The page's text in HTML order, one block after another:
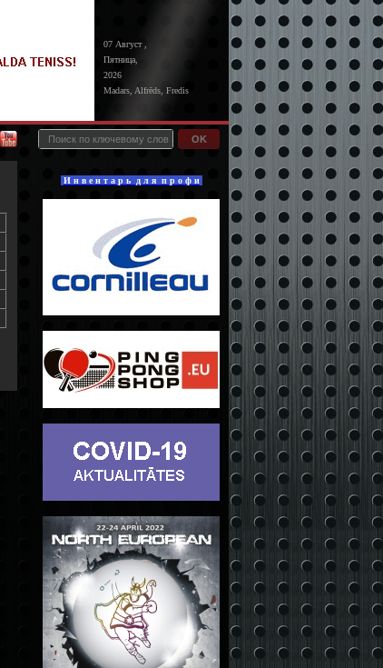
07 Август ,
Пятница,
2026
Madars, Alfrēds, Fredis
OK
И н в е н т а р ь д л я п р о ф и